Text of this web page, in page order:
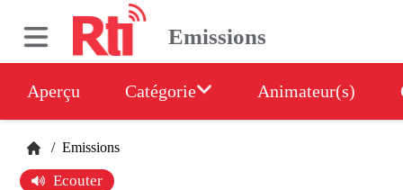
Emissions
Aperçu Catégorie Animateur(s)
/ Emissions
Ecouter